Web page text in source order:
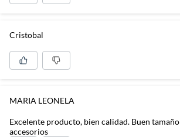
Cristobal
MARIA LEONELA
Excelente producto, bien calidad. Buen
accesorios